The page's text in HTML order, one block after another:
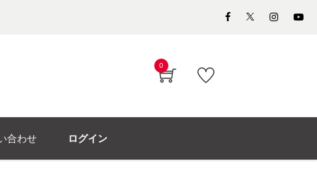
0
合わせ ログイン